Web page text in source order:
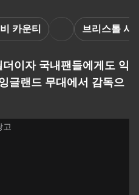
카운티 브리스톨 시
이자 국내팬들에게도 익
글랜드 무대에서 감독으